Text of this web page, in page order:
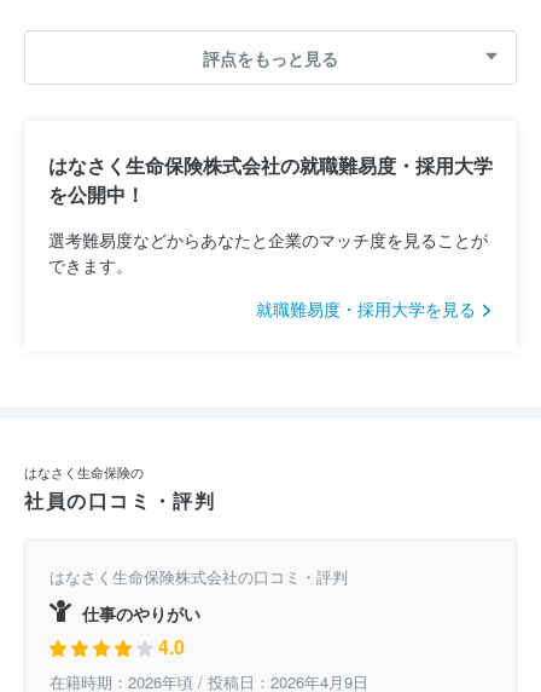
評点をもっと見る
はなさく生命保険株式会社の就職難易度・採用大学
を公開中！
選考難易度などからあなたと企業のマッチ度を見ることが
できます。
就職難易度・採用大学を見る
はなさく生命保険の
社員の口コミ・評判
はなさく生命保険株式会社の口コミ・評判
仕事のやりがい
4.0
在籍時期：2026年頃 / 投稿日：2026年4月9日